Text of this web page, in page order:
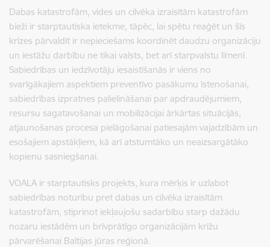
Dabas katastrofām, vides un cilvēka izraisītām katastrofām
bieži ir starptautiska ietekme, tāpēc, lai spētu reaģēt un šīs
krīzes pārvaldīt ir nepieciešams koordinēt daudzu organizāciju
un iestāžu darbību ne tikai valsts, bet arī starpvalstu līmenī.
Sabiedrības un iedzīvotāju iesaistīšanās ir viens no
svarīgākajiem aspektiem preventīvo pasākumu īstenošanai,
sabiedrības izpratnes palielināšanai par apdraudējumiem,
resursu sagatavošanai un mobilizācijai ārkārtas situācijās,
atjaunošanas procesa pielāgošanai patiesajām vajadzībām un
esošajiem apstākļiem, kā arī atstumtāko un neaizsargātāko
kopienu sasniegšanai.
VOALA ir starptautisks projekts, kura mērķis ir uzlabot
sabiedrības noturību pret dabas un cilvēka izraisītām
katastrofām, stiprinot iekļaujošu sadarbību starp dažādu
nozaru iestādēm un brīvprātīgo organizācijām krīžu
pārvarēšanai Baltijas jūras reģionā.